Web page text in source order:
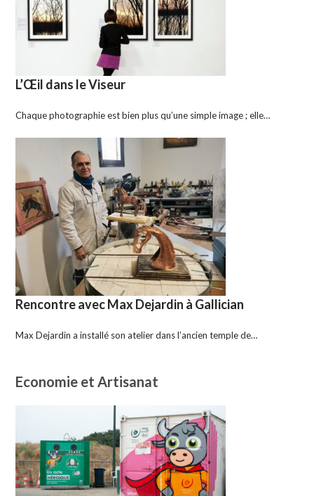
L’Œil dans le Viseur
Chaque photographie est bien plus qu’une simple image ; elle…
Rencontre avec Max Dejardin à Gallician
Max Dejardin a installé son atelier dans l’ancien temple de…
Economie et Artisanat